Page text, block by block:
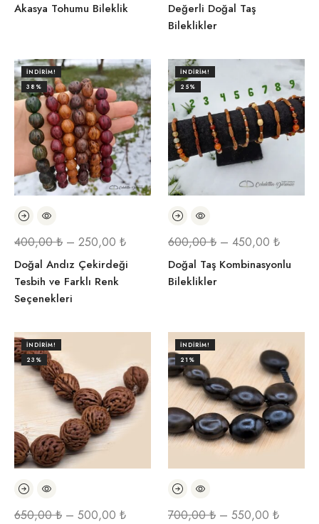
Akasya Tohumu Bileklik
Değerli Doğal Taş
Bileklikler
İNDIRIM!
38%
400,00₺ – 250,00 ₺
Doğal Andız Çekirdeği
Tesbih ve Farklı Renk
Seçenekleri
İNDIRIM!
25%
600,00₺ – 450,00 ₺
Doğal Taş Kombinasyonlu
Bileklikler
İNDIRIM!
23%
650,00₺ – 500,00 ₺
İNDIRIM!
21%
700,00₺ – 550,00 ₺